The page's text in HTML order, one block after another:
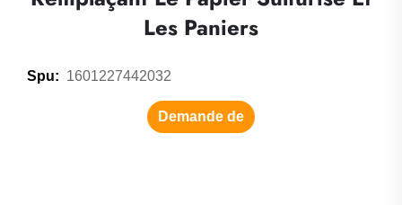
Les Paniers
Spu: 1601227442032
Demande de